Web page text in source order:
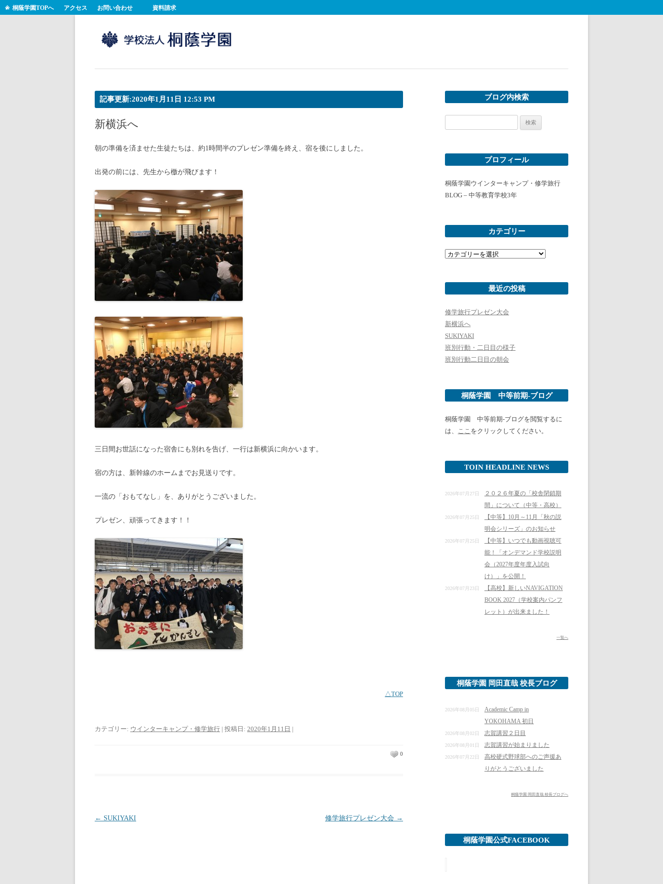
桐蔭学園TOPへ アクセス お問い合わせ 資料請求
記事更新:2020年1月11日 12:53 PM
新横浜へ
朝の準備を済ませた生徒たちは、約1時間半のプレゼン準備を終え、宿を後にしました。
出発の前には、先生から檄が飛びます！
三日間お世話になった宿舎にも別れを告げ、一行は新横浜に向かいます。
宿の方は、新幹線のホームまでお見送りです。
一流の「おもてなし」を、ありがとうございました。
プレゼン、頑張ってきます！！
△TOP
カテゴリー: ウインターキャンプ・修学旅行 | 投稿日: 2020年1月11日 |
0
投稿ナビゲーション
← SUKIYAKI 修学旅行プレゼン大会 →
ブログ内検索
索:
プロフィール
桐蔭学園ウインターキャンプ・修学旅行
BLOG – 中等教育学校3年
カテゴリー
カ
テ
最近の投稿
修学旅行プレゼン大会
新横浜へ
SUKIYAKI
班別行動・二日目の様子
班別行動二日目の朝会
桐蔭学園 中等前期-ブログ
桐蔭学園 中等前期-ブログを閲覧するに
は、 ここ をクリックしてください。
TOIN HEADLINE NEWS
2026年07月27日
２０２６年夏の「校舎閉鎖期
間」について（中等・高校）
2026年07月25日
【中等】10月～11月「秋の説
明会シリーズ」のお知らせ
2026年07月25日
【中等】いつでも動画視聴可
能！「オンデマンド学校説明
会（2027年度年度入試向
け）」を公開！
2026年07月23日
【高校】新しいNAVIGATION
BOOK 2027（学校案内パンフ
レット）が出来ました！
一覧へ
桐蔭学園 岡田直哉 校長ブログ
2026年08月05日
Academic Camp in
YOKOHAMA 初日
2026年08月02日 志賀講習２日目
2026年08月01日 志賀講習が始まりました
2026年07月22日
高校硬式野球部へのご声援あ
りがとうございました
桐蔭学園 岡田直哉 校長ブログへ
桐蔭学園公式FACEBOOK